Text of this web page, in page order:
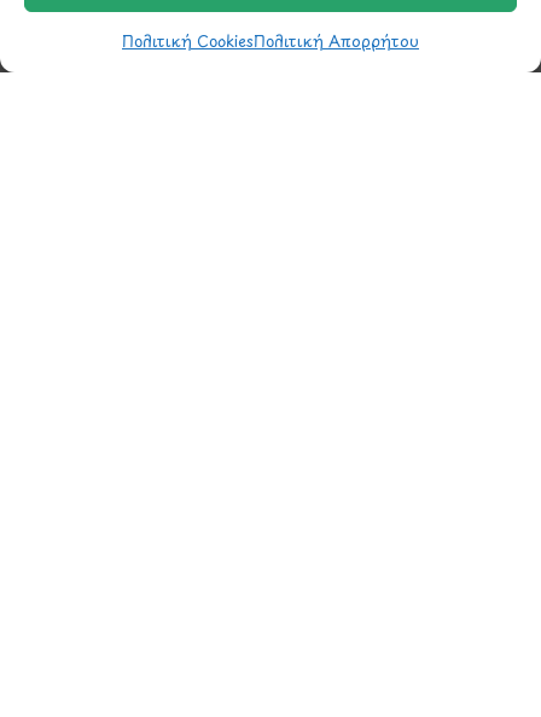
Πολιτική CookiesΠολιτική Απορρήτου
info@ypografi.com
ΚαλάθιΣύγκριση
Ο Λογαριασμός μου